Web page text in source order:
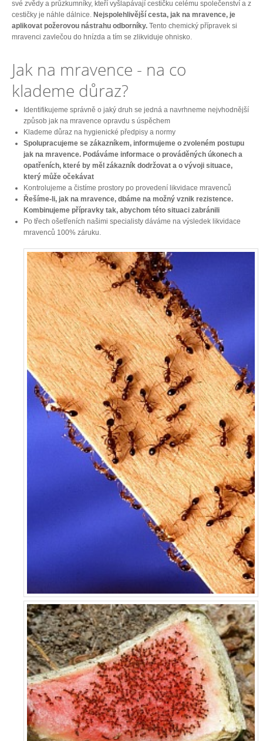
své zvědy a průzkumníky, kteří vyšlapávají cestičku celému společenství a z
cestičky je náhle dálnice. Nejspolehlivější cesta, jak na mravence, je
aplikovat požerovou nástrahu odborníky. Tento chemický přípravek si
mravenci zavlečou do hnízda a tím se zlikviduje ohnisko.
Jak na mravence - na co
klademe důraz?
Identifikujeme správně o jaký druh se jedná a navrhneme nejvhodnější
způsob jak na mravence opravdu s úspěchem
Klademe důraz na hygienické předpisy a normy
Spolupracujeme se zákazníkem, informujeme o zvoleném postupu
jak na mravence. Podáváme informace o prováděných úkonech a
opatřeních, které by měl zákazník dodržovat a o vývoji situace,
který může očekávat
Kontrolujeme a čistíme prostory po provedení likvidace mravenců
Řešíme-li, jak na mravence, dbáme na možný vznik rezistence.
Kombinujeme přípravky tak, abychom této situaci zabránili
Po třech ošetřeních našimi specialisty dáváme na výsledek likvidace
mravenců 100% záruku.